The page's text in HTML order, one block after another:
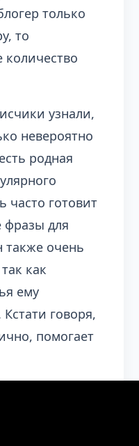
только
то
узнали,
невероятно
родная
часто готовит
фразы для
очень
как
ему
говоря,
помогает